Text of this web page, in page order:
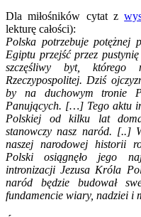
Dla miłośników cytat z
lekturę całości):
Polska potrzebuje potężnej
Egiptu przejść przez
szczęśliwy byt,
Rzeczypospolitej. Dziś
by na duchowym tronie
Panujących. […] Tego aktu
Polskiej od kilku lat
stanowczy nasz naród. [..]
naszej narodowej historii
Polski osiągnęło jego
intronizacji Jezusa Króla
naród będzie budował
fundamencie wiary, nadziei i